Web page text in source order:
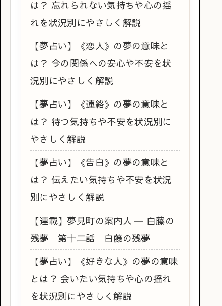
は？ 忘れられない気持ちや心の揺
れを状況別にやさしく解説
【夢占い】《恋人》の夢の意味と
は？ 今の関係への安心や不安を状
況別にやさしく解説
【夢占い】《連絡》の夢の意味と
は？ 待つ気持ちや不安を状況別に
やさしく解説
【夢占い】《告白》の夢の意味と
は？ 伝えたい気持ちや不安を状況
別にやさしく解説
【連載】夢見町の案内人 ― 白藤の
残夢 第十二話 白藤の残夢
【夢占い】《好きな人》の夢の意味
とは？ 会いたい気持ちや心の揺れ
を状況別にやさしく解説